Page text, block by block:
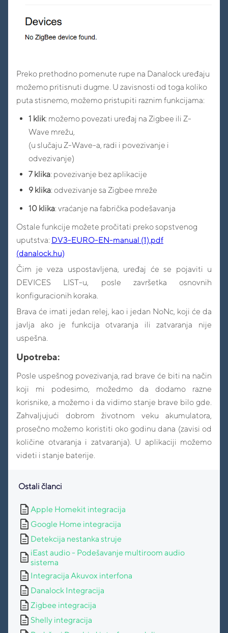
Preko prethodno pomenute rupe na Danalock uređaju
možemo pritisnuti dugme. U zavisnosti od toga koliko
puta stisnemo, možemo pristupiti raznim funkcijama:
1 klik: možemo povezati uređaj na Zigbee ili Z-
Wave mrežu,
(u slučaju Z-Wave-a, radi i povezivanje i
odvezivanje)
7 klika: povezivanje bez aplikacije
9 klika: odvezivanje sa Zigbee mreže
10 klika: vraćanje na fabrička podešavanja
Ostale funkcije možete pročitati preko sopstvenog
uputstva: DV3-EURO-EN-manual (1).pdf
(danalock.hu)
Čim je veza uspostavljena, uređaj će se pojaviti u
DEVICES LIST-u, posle završetka osnovnih
konfiguracionih koraka.
Brava će imati jedan relej, kao i jedan NoNc, koji će da
javlja ako je funkcija otvaranja ili zatvaranja nije
uspešna.
Upotreba:
Posle uspešnog povezivanja, rad brave će biti na način
koji mi podesimo, možedmo da dodamo razne
korisnike, a možemo i da vidimo stanje brave bilo gde.
Zahvaljujući dobrom životnom veku akumulatora,
prosečno možemo koristiti oko godinu dana (zavisi od
količine otvaranja i zatvaranja). U aplikaciji možemo
videti i stanje baterije.
Ostali članci
description Apple Homekit integracija
description Google Home integracija
description Detekcija nestanka struje
description iEast audio - Podešavanje multiroom audio
sistema
description Integracija Akuvox interfona
description Danalock Integracija
description Zigbee integracija
description Shelly integracija